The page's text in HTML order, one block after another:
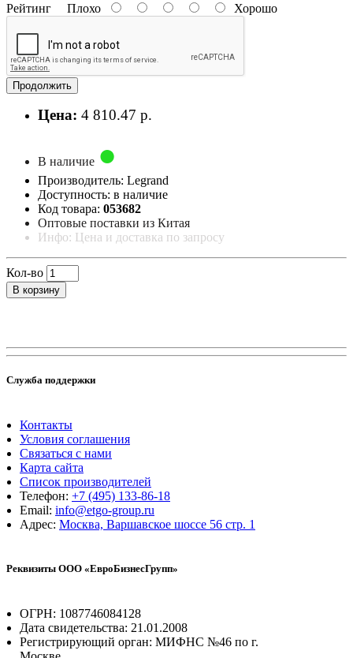
Рейтинг Плохо Хорошо
Продолжить
Цена: 4 810.47 р.
В наличие
Производитель: Legrand
Доступность: в наличие
Код товара: 053682
Оптовые поставки из Китая
Инфо: Цена и доставка по запросу
Кол-во
В корзину
Служба поддержки
Контакты
Условия соглашения
Связаться с нами
Карта сайта
Список производителей
Телефон: +7 (495) 133-86-18
Email: info@etgo-group.ru
Адрес: Москва, Варшавское шоссе 56 стр. 1
Реквизиты ООО «ЕвроБизнесГрупп»
ОГРН: 1087746084128
Дата свидетельства: 21.01.2008
Регистрирующий орган: МИФНС №46 по г.